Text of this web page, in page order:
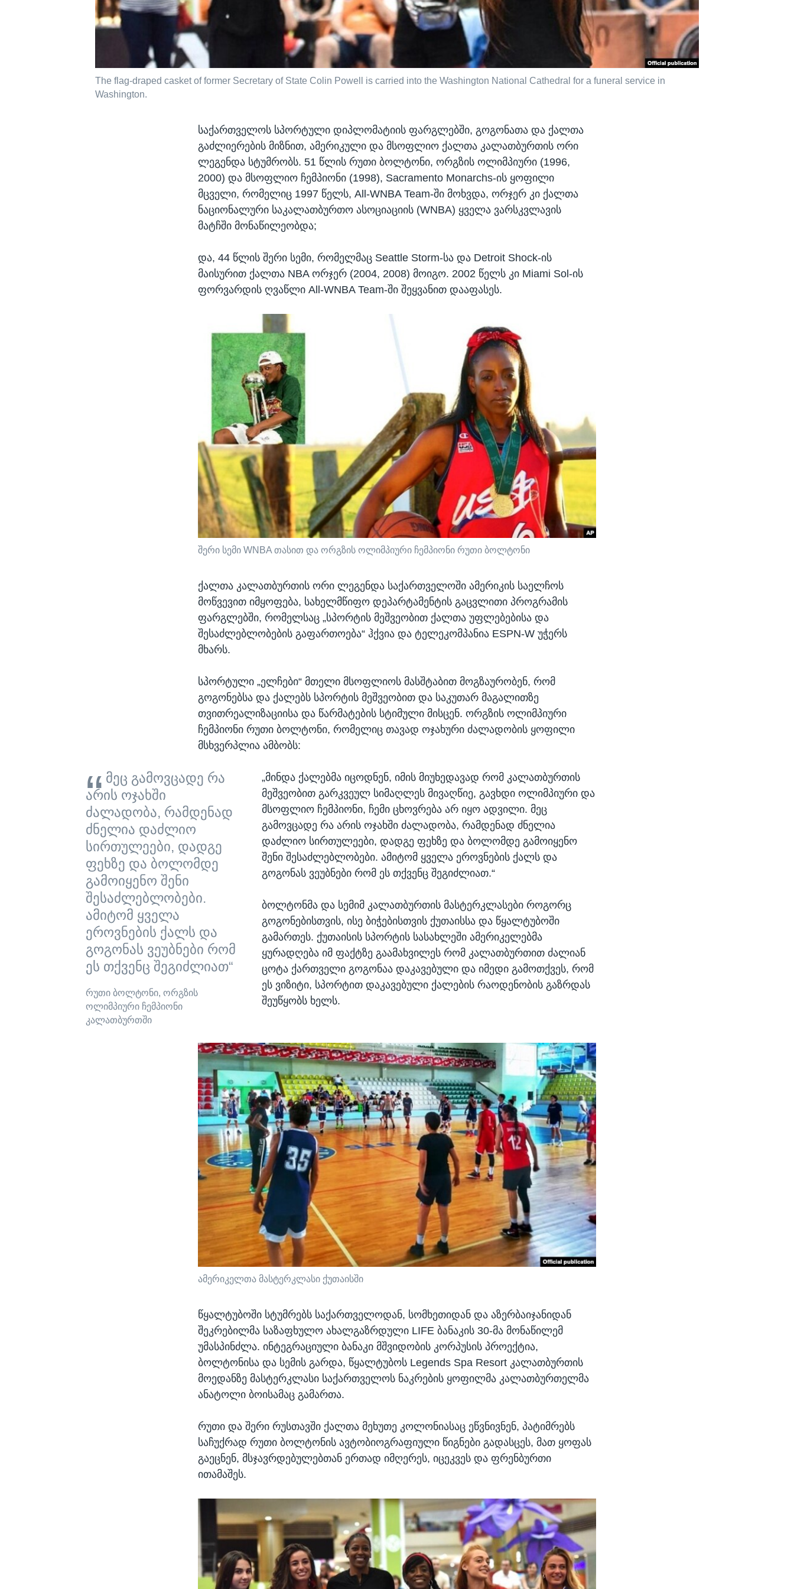
The flag-draped casket of former Secretary of State Colin Powell is carried into the Washington National Cathedral for a funeral service in
Washington.
საქართველოს სპორტული დიპლომატიის ფარგლებში, გოგონათა და ქალთა
გაძლიერების მიზნით, ამერიკული და მსოფლიო ქალთა კალათბურთის ორი
ლეგენდა სტუმრობს. 51 წლის რუთი ბოლტონი, ორგზის ოლიმპიური (1996,
2000) და მსოფლიო ჩემპიონი (1998), Sacramento Monarchs-ის ყოფილი
მცველი, რომელიც 1997 წელს, All-WNBA Team-ში მოხვდა, ორჯერ კი ქალთა
ნაციონალური საკალათბურთო ასოციაციის (WNBA) ყველა ვარსკვლავის
მატჩში მონაწილეობდა;
და, 44 წლის შერი სემი, რომელმაც Seattle Storm-სა და Detroit Shock-ის
მაისურით ქალთა NBA ორჯერ (2004, 2008) მოიგო. 2002 წელს კი Miami Sol-ის
ფორვარდის ღვაწლი All-WNBA Team-ში შეყვანით დააფასეს.
შერი სემი WNBA თასით და ორგზის ოლიმპიური ჩემპიონი რუთი ბოლტონი
ქალთა კალათბურთის ორი ლეგენდა საქართველოში ამერიკის საელჩოს
მოწვევით იმყოფება, სახელმწიფო დეპარტამენტის გაცვლითი პროგრამის
ფარგლებში, რომელსაც „სპორტის მეშვეობით ქალთა უფლებებისა და
შესაძლებლობების გაფართოება“ ჰქვია და ტელეკომპანია ESPN-W უჭერს
მხარს.
სპორტული „ელჩები“ მთელი მსოფლიოს მასშტაბით მოგზაურობენ, რომ
გოგონებსა და ქალებს სპორტის მეშვეობით და საკუთარ მაგალითზე
თვითრეალიზაციისა და წარმატების სტიმული მისცენ. ორგზის ოლიმპიური
ჩემპიონი რუთი ბოლტონი, რომელიც თავად ოჯახური ძალადობის ყოფილი
მსხვერპლია ამბობს:
მეც გამოვცადე რა
არის ოჯახში
ძალადობა, რამდენად
ძნელია დაძლიო
სირთულეები, დადგე
ფეხზე და ბოლომდე
გამოიყენო შენი
შესაძლებლობები.
ამიტომ ყველა
ეროვნების ქალს და
გოგონას ვეუბნები რომ
ეს თქვენც შეგიძლიათ“
რუთი ბოლტონი, ორგზის
ოლიმპიური ჩემპიონი
კალათბურთში
„მინდა ქალებმა იცოდნენ, იმის მიუხედავად რომ კალათბურთის
მეშვეობით გარკვეულ სიმაღლეს მივაღწიე, გავხდი ოლიმპიური და
მსოფლიო ჩემპიონი, ჩემი ცხოვრება არ იყო ადვილი. მეც
გამოვცადე რა არის ოჯახში ძალადობა, რამდენად ძნელია
დაძლიო სირთულეები, დადგე ფეხზე და ბოლომდე გამოიყენო
შენი შესაძლებლობები. ამიტომ ყველა ეროვნების ქალს და
გოგონას ვეუბნები რომ ეს თქვენც შეგიძლიათ.“
ბოლტონმა და სემიმ კალათბურთის მასტერკლასები როგორც
გოგონებისთვის, ისე ბიჭებისთვის ქუთაისსა და წყალტუბოში
გამართეს. ქუთაისის სპორტის სასახლეში ამერიკელებმა
ყურადღება იმ ფაქტზე გაამახვილეს რომ კალათბურთით ძალიან
ცოტა ქართველი გოგონაა დაკავებული და იმედი გამოთქვეს, რომ
ეს ვიზიტი, სპორტით დაკავებული ქალების რაოდენობის გაზრდას
შეუწყობს ხელს.
ამერიკელთა მასტერკლასი ქუთაისში
წყალტუბოში სტუმრებს საქართველოდან, სომხეთიდან და აზერბაიჯანიდან
შეკრებილმა საზაფხულო ახალგაზრდული LIFE ბანაკის 30-მა მონაწილემ
უმასპინძლა. ინტეგრაციული ბანაკი მშვიდობის კორპუსის პროექტია,
ბოლტონისა და სემის გარდა, წყალტუბოს Legends Spa Resort კალათბურთის
მოედანზე მასტერკლასი საქართველოს ნაკრების ყოფილმა კალათბურთელმა
ანატოლი ბოისამაც გამართა.
რუთი და შერი რუსთავში ქალთა მეხუთე კოლონიასაც ეწვნივნენ, პატიმრებს
საჩუქრად რუთი ბოლტონის ავტობიოგრაფიული წიგნები გადასცეს, მათ ყოფას
გაეცნენ, მსჯავრდებულებთან ერთად იმღერეს, იცეკვეს და ფრენბურთი
ითამაშეს.